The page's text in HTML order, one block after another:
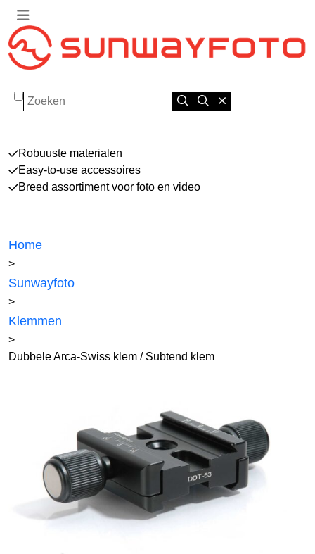
Zoeken
Robuuste materialen
Easy-to-use accessoires
Breed assortiment voor foto en video
Home
>
Sunwayfoto
>
Klemmen
>
Dubbele Arca-Swiss klem / Subtend klem